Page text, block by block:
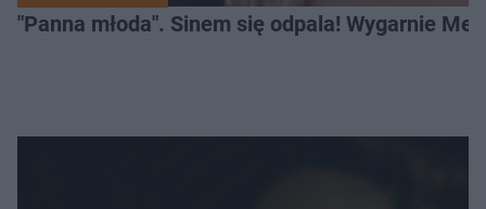
"Panna młoda". Sinem się odpala! Wygarnie